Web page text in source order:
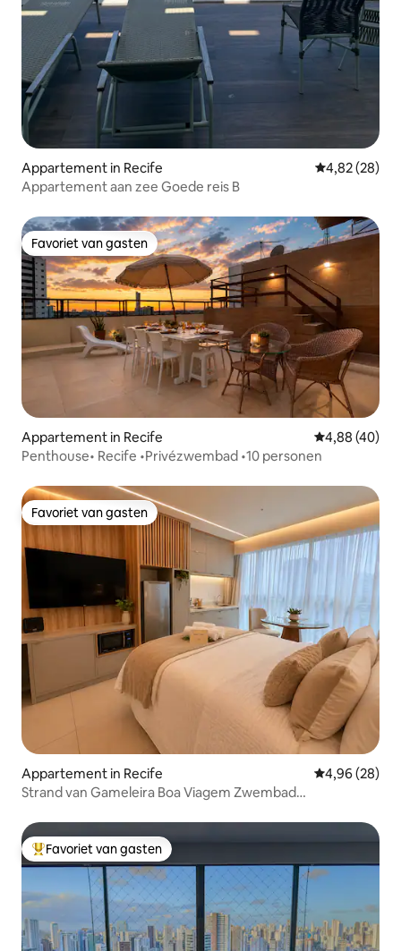
Appartement in Recife Gemiddelde
4,82 (28)
Appartement aan zee Goede reis B
Favoriet van gasten
Favoriet van gasten
Appartement in Recife Gemiddelde
4,88 (40)
Penthouse• Recife •Privézwembad •10 personen
Favoriet van gasten
Favoriet van gasten
Appartement in Recife Gemiddelde
4,96 (28)
Strand van Gameleira Boa Viagem Zwembad
Topfavoriet van gasten
Favoriet van gasten